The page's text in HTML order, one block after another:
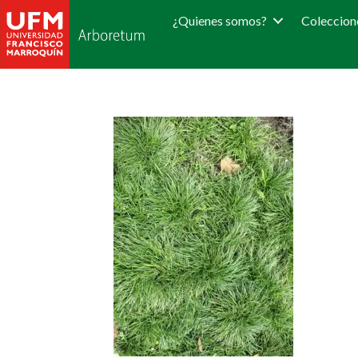
¿Quienes somos?